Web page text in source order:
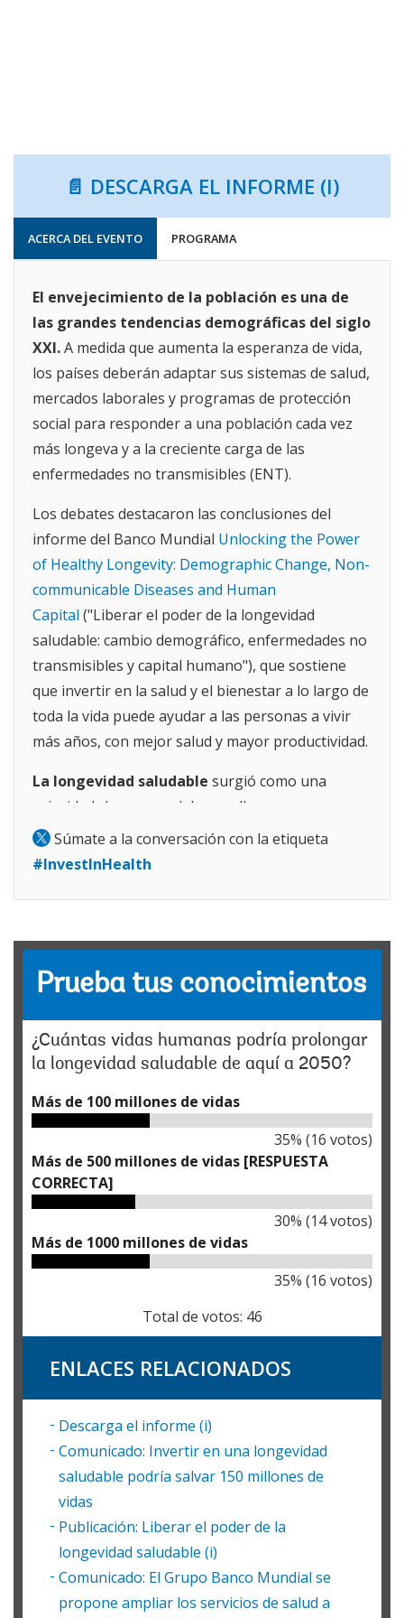
📄 DESCARGA EL INFORME (I)
ACERCA DEL EVENTO PROGRAMA
El envejecimiento de la población es una de
las grandes tendencias demográficas del siglo
XXI.A medida que aumenta la esperanza de vida,
los países deberán adaptar sus sistemas de salud,
mercados laborales y programas de protección
social para responder a una población cada vez
más longeva y a la creciente carga de las
enfermedades no transmisibles (ENT).
Los debates destacaron las conclusiones del
informe del Banco Mundial Unlocking the Power
of Healthy Longevity: Demographic Change, Non-
communicable Diseases and Human
Capital("Liberar el poder de la longevidad
saludable: cambio demográfico, enfermedades no
transmisibles y capital humano"), que sostiene
que invertir en la salud y el bienestar a lo largo de
toda la vida puede ayudar a las personas a vivir
más años, con mejor salud y mayor productividad.
La longevidad saludable surgió como una
prioridad clave para el desarrollo, con
implicaciones para el crecimiento económico, el
capital humano, la participación laboral y la
resultados para las personas mayores y las
Súmate a la conversación con la etiqueta
#InvestInHealth
Prueba tus conocimientos
¿Cuántas vidas humanas podría prolongar
la longevidad saludable de aquí a 2050?
Más de 100 millones de vidas
35% (16 votos)
Más de 500 millones de vidas [RESPUESTA
CORRECTA]
30% (14votos)
Más de 1000 millones de vidas
35% (16 votos)
Total de votos: 46
ENLACES RELACIONADOS
Descarga el informe (i)
Comunicado: Invertir en una longevidad
saludable podría salvar 150 millones de
vidas
Publicación: Liberar el poder de la
longevidad saludable (i)
Comunicado: El Grupo Banco Mundial se
propone ampliar los servicios de salud a